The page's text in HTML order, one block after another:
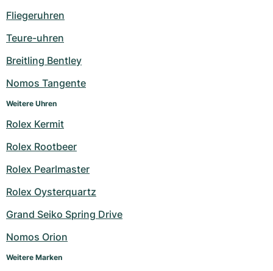
Fliegeruhren
Teure-uhren
Breitling Bentley
Nomos Tangente
Weitere Uhren
Rolex Kermit
Rolex Rootbeer
Rolex Pearlmaster
Rolex Oysterquartz
Grand Seiko Spring Drive
Nomos Orion
Weitere Marken